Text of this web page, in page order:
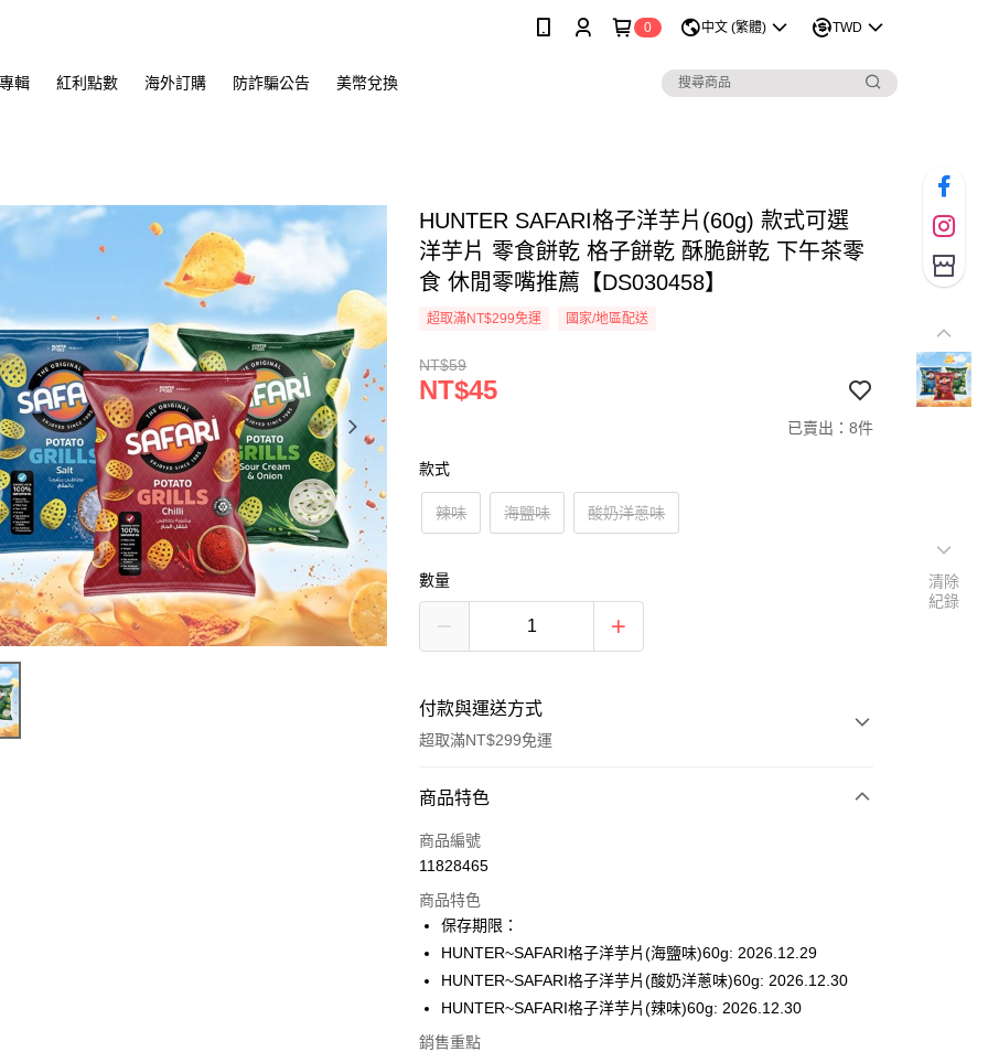
0 中文 (繁體) TWD
輯 紅利點數 海外訂購 防詐騙公告 美幣兌換
HUNTER SAFARI格子洋芋片(60g) 款式可選
洋芋片 零食餅乾 格子餅乾 酥脆餅乾 下午茶零
食 休閒零嘴推薦【DS030458】
超取滿NT$299免運 國家/地區配送
NT$59
NT$45
已賣出：8件
款式
辣味 海鹽味 酸奶洋蔥味
數量
付款與運送方式
超取滿NT$299免運
付款方式
信用卡一次付款
LINE Pay
Apple Pay
街口支付
全盈+PAY
商品特色
商品編號
11828465
商品特色
保存期限：
HUNTER~SAFARI格子洋芋片(海鹽味)60g: 2026.12.29
HUNTER~SAFARI格子洋芋片(酸奶洋蔥味)60g: 2026.12.30
HUNTER~SAFARI格子洋芋片(辣味)60g: 2026.12.30
銷售重點
清除
紀錄